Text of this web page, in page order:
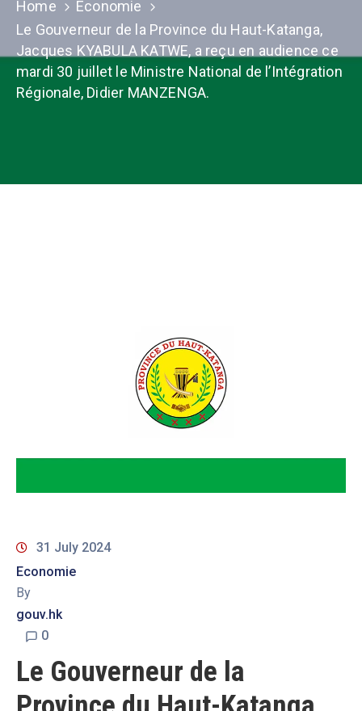
Home
Economie
Le Gouverneur de la Province du Haut-Katanga,
Jacques KYABULA KATWE, a reçu en audience ce
mardi 30 juillet le Ministre National de l’Intégration
Régionale, Didier MANZENGA.
31 July 2024
Economie
By
gouv.hk
0
Le Gouverneur de la